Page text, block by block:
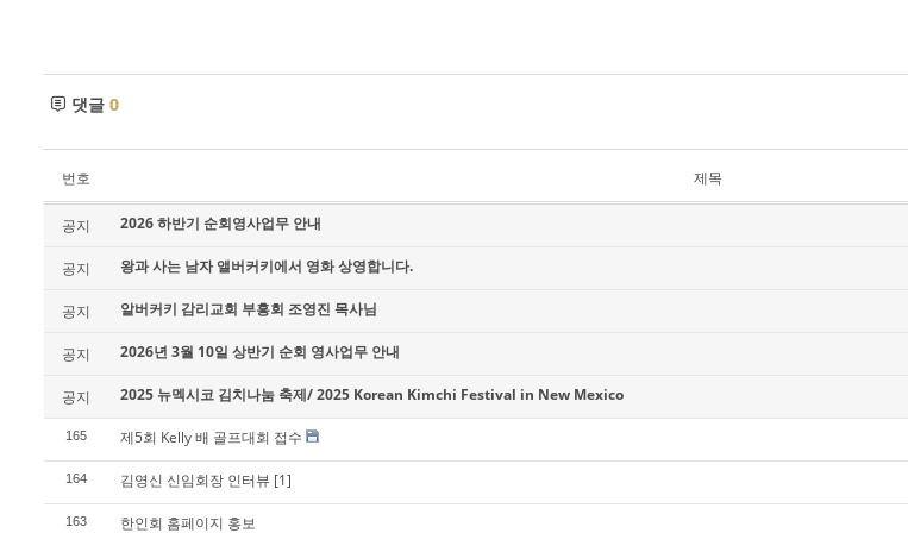
댓글 0
번호 제목
공지 2026 하반기 순회영사업무 안내
공지 왕과 사는 남자 앨버커키에서 영화 상영합니다.
공지 알버커키 감리교회 부흥회 조영진 목사님
공지 2026년 3월 10일 상반기 순회 영사업무 안내
공지 2025 뉴멕시코 김치나눔 축제/ 2025 Korean Kimchi Festival in New Mexico
165 제5회 Kelly 배 골프대회 접수
164 김영신 신임회장 인터뷰 [1]
163 한인회 홈페이지 홍보